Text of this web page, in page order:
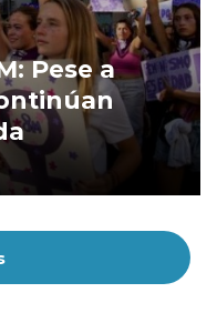
Pese a